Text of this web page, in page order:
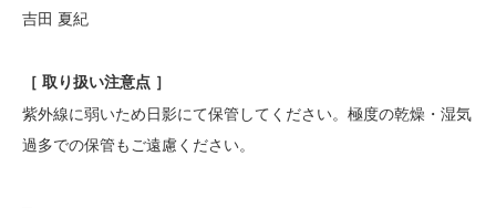
吉田 夏紀
［ 取り扱い注意点 ］
紫外線に弱いため日影にて保管してください。極度の乾燥・湿気
過多での保管もご遠慮ください。